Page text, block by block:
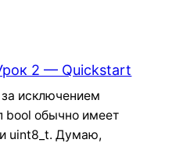
2 — Quickstart
исключением
bool обычно имеет
и uint8_t. Думаю,